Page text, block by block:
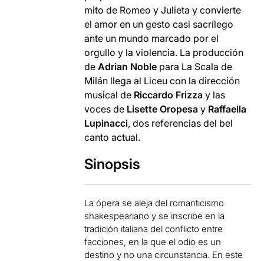
mito de Romeo y Julieta y convierte
el amor en un gesto casi sacrílego
ante un mundo marcado por el
orgullo y la violencia. La producción
deAdrian Noble para La Scala de
Milán llega al Liceu con la dirección
musical de Riccardo Frizza y las
voces de Lisette Oropesa y Raffaella
Lupinacci, dos referencias del bel
canto actual.
Sinopsis
La ópera se aleja del romanticismo
shakespeariano y se inscribe en la
tradición italiana del conflicto entre
facciones, en la que el odio es un
destino y no una circunstancia. En este